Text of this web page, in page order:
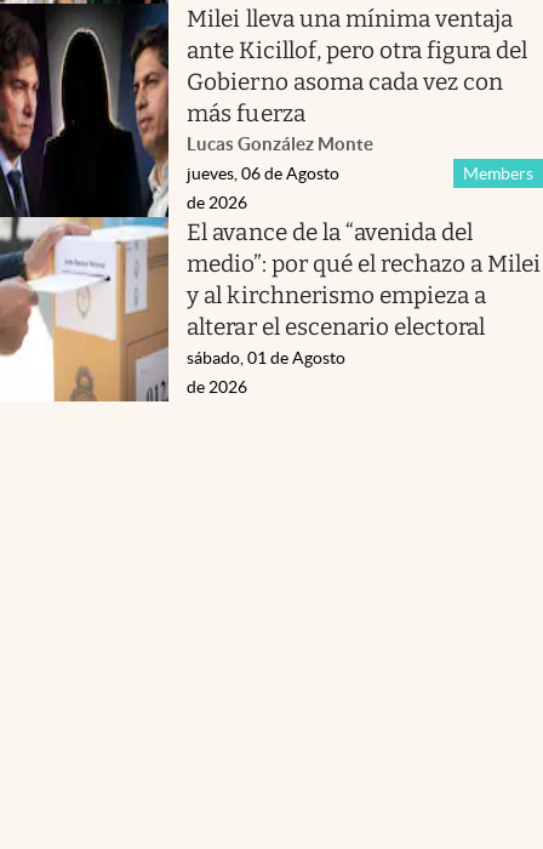
Milei lleva una mínima ventaja
ante Kicillof, pero otra figura del
Gobierno asoma cada vez con
más fuerza
Lucas González Monte
Members
jueves, 06 de Agosto
de 2026
El avance de la “avenida del
medio”: por qué el rechazo a Milei
y al kirchnerismo empieza a
alterar el escenario electoral
sábado, 01 de Agosto
de 2026